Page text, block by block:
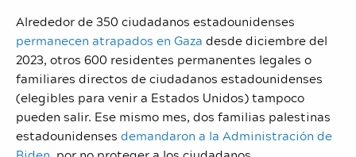
Alrededor de 350 ciudadanos estadounidenses
permanecen atrapados en Gaza desde diciembre del
2023, otros 600 residentes permanentes legales o
familiares directos de ciudadanos estadounidenses
(elegibles para venir a Estados Unidos) tampoco
pueden salir. Ese mismo mes, dos familias palestinas
estadounidenses demandaron a la Administración de